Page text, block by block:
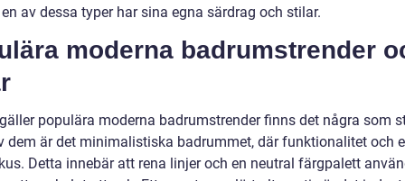
av dessa typer har sina egna särdrag och stilar.
moderna badrumstrender
populära moderna badrumstrender finns det några som
dem är det minimalistiska badrummet, där funktionalitet och
Detta innebär att rena linjer och en neutral färgpalett